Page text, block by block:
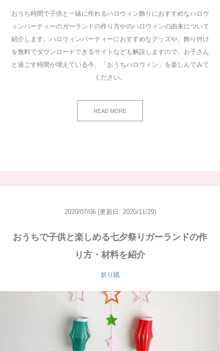
おうち時間で子供と一緒に作れるハロウィン飾りにおすすめなハロウ
ィンパーティーのガーランドの作り方やのハロウィンの由来について
紹介します。ハロウィンパーティーにおすすめなグッズや、飾り付け
を無料でダウンロードできるサイトなども解説しますので、お子さん
と過ごす時間が増えている今、「おうちハロウィン」を楽しんでみて
ください。
READ MORE
2020/07/06 (更新日: 2020/11/29)
おうちで子供と楽しめる七夕祭りガーランドの作
り方・材料を紹介
折り紙